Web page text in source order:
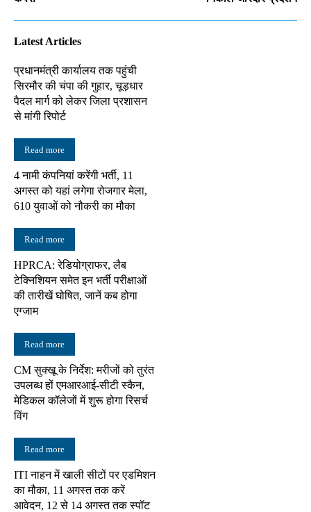
Latest Articles
प्रधानमंत्री कार्यालय तक पहुंची
सिरमौर की चंपा की गुहार, चूड़धार
पैदल मार्ग को लेकर जिला प्रशासन
से मांगी रिपोर्ट
Read more
4 नामी कंपनियां करेंगी भर्ती, 11
अगस्त को यहां लगेगा रोजगार मेला,
610 युवाओं को नौकरी का मौका
Read more
HPRCA: रेडियोग्राफर, लैब
टेक्निशियन समेत इन भर्ती परीक्षाओं
की तारीखें घोषित, जानें कब होगा
एग्जाम
Read more
CM सुक्खू के निर्देश: मरीजों को तुरंत
उपलब्ध हों एमआरआई-सीटी स्कैन,
मेडिकल कॉलेजों में शुरू होगा रिसर्च
विंग
Read more
ITI नाहन में खाली सीटों पर एडमिशन
का मौका, 11 अगस्त तक करें
आवेदन, 12 से 14 अगस्त तक स्पॉट